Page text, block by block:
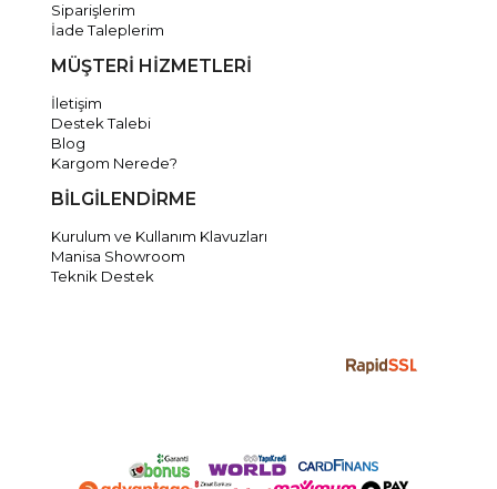
Siparişlerim
İade Taleplerim
MÜŞTERİ HİZMETLERİ
İletişim
Destek Talebi
Blog
Kargom Nerede?
BİLGİLENDİRME
Kurulum ve Kullanım Klavuzları
Manisa Showroom
Teknik Destek